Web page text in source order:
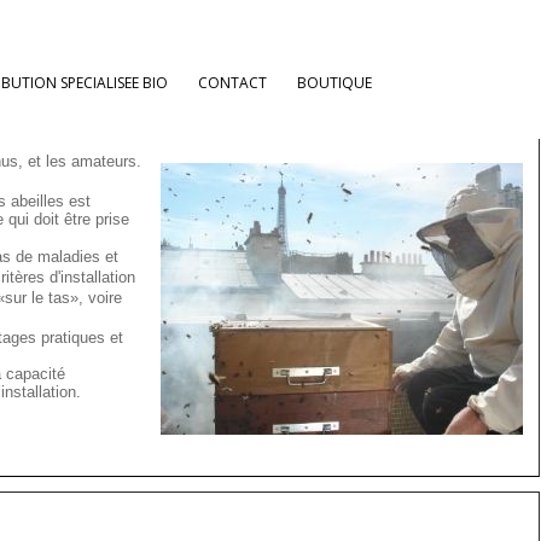
SPECIALISEE BIO CONTACT BOUTIQUE
et les amateurs.
abeilles est
qui doit être prise
de maladies et
d'installation
le tas», voire
pratiques et
capacité